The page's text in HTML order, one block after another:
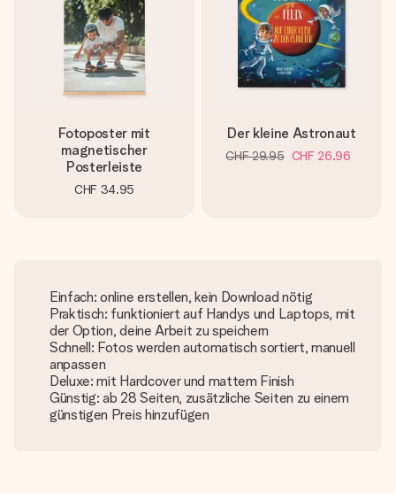
Fotoposter mit
magnetischer
Posterleiste
CHF 34.95
Der kleine Astronaut
CHF 29.95 CHF 26.96
Einfach: online erstellen, kein Download nötig
Praktisch: funktioniert auf Handys und Laptops, mit
der Option, deine Arbeit zu speichern
Schnell: Fotos werden automatisch sortiert, manuell
anpassen
Deluxe: mit Hardcover und mattem Finish
Günstig: ab 28 Seiten, zusätzliche Seiten zu einem
günstigen Preis hinzufügen